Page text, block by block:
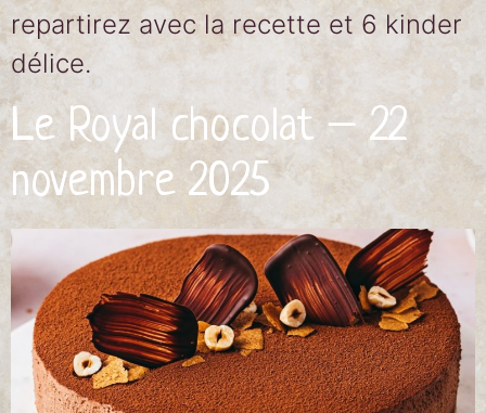
repartirez avec la recette et 6 kinder
délice.
Le Royal chocolat – 22
novembre 2025